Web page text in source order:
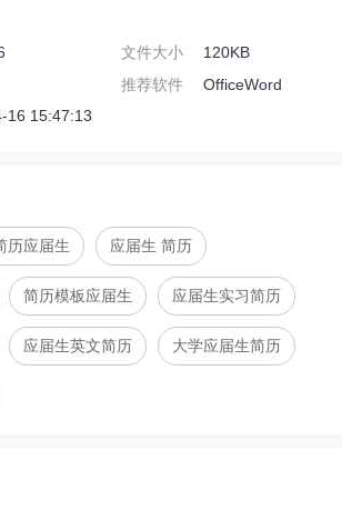
文件大小
120KB
推荐软件
OfficeWord
16 15:47:13
历应届生 应届生 简历
简历模板应届生 应届生实习简历
应届生英文简历 大学应届生简历